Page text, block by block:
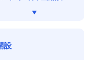
設